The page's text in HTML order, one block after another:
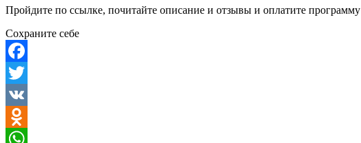
Пройдите по ссылке, почитайте описание и отзывы и оплатите программу
Сохраните себе
Facebook
Twitter
VK
Odnoklassniki